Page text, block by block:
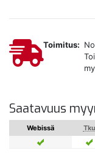
Toimitus:
Saatavuus
Webissä Tku